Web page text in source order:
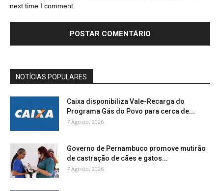
next time I comment.
NOTÍCIAS POPULARES
Caixa disponibiliza Vale-Recarga do
Programa Gás do Povo para cerca de...
7 Agosto, 2026
Governo de Pernambuco promove mutirão
de castração de cães e gatos...
7 Agosto, 2026